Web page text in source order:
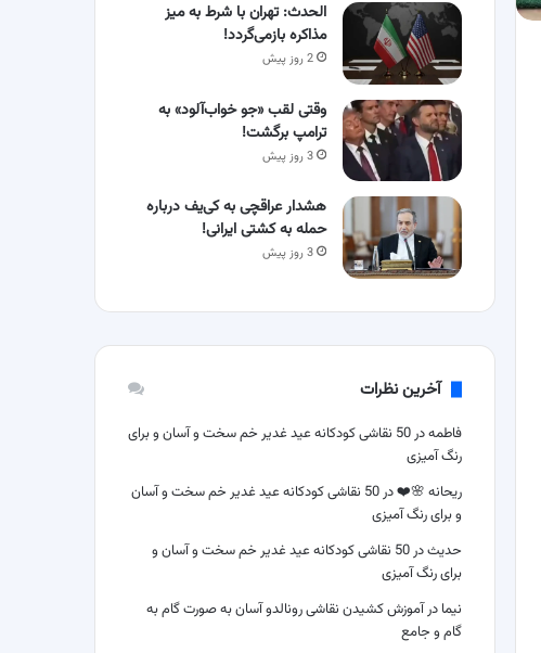
الحدث: تهران با شرط به میز
مذاکره بازمی‌گردد!
2 روز پیش
وقتی لقب «جو خواب‌آلود» به
ترامپ برگشت!
3 روز پیش
هشدار عراقچی به کی‌یف درباره
حمله به کشتی ایرانی!
3 روز پیش
آخرین نظرات
فاطمهدر
50 نقاشی کودکانه عید غدیر خم سخت و آسان و برای
رنگ آمیزی
ریحانه 🌸❤️در
50 نقاشی کودکانه عید غدیر خم سخت و آسان
و برای رنگ آمیزی
حدیثدر
50 نقاشی کودکانه عید غدیر خم سخت و آسان و
برای رنگ آمیزی
نیما درآموزش کشیدن نقاشی رونالدو آسان به صورت گام به
گام و جامع